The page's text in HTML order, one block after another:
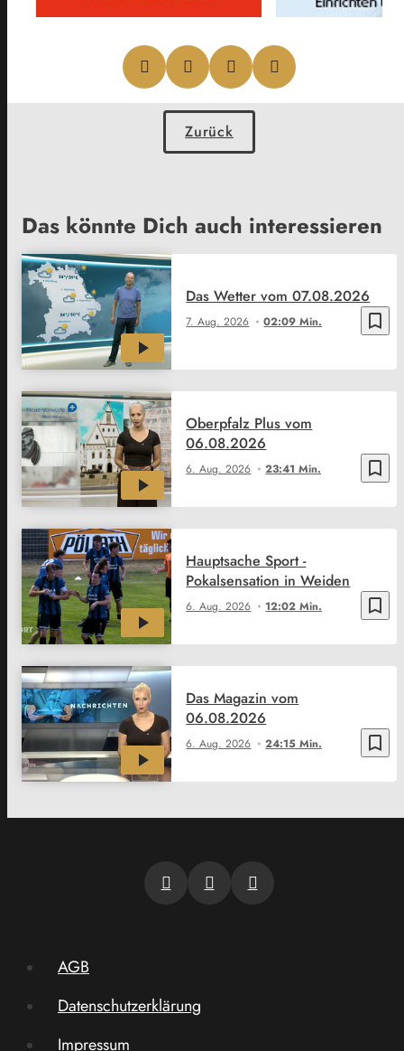
Zurück
Das könnte Dich auch interessieren
bookmark_border
7. Aug. 2026 02:09 Min.
Das Wetter vom 07.08.2026
bookmark_border
6. Aug. 2026 23:41 Min.
Oberpfalz Plus vom
06.08.2026
bookmark_border
6. Aug. 2026 12:02 Min.
Hauptsache Sport -
Pokalsensation in Weiden
bookmark_border
6. Aug. 2026 24:15 Min.
Das Magazin vom
06.08.2026
AGB
Datenschutzerklärung
Impressum